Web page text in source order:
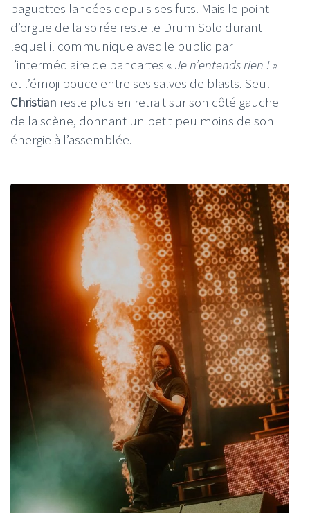
baguettes lancées depuis ses futs. Mais le point
d’orgue de la soirée reste le Drum Solo durant
lequel il communique avec le public par
l’intermédiaire de pancartes « Je n’entends rien ! »
et l’émoji pouce entre ses salves de blasts. Seul
Christian reste plus en retrait sur son côté gauche
de la scène, donnant un petit peu moins de son
énergie à l’assemblée.